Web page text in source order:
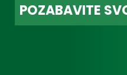
POZABAVITE